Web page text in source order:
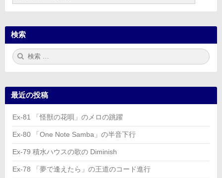
検索
検
索:
最近の投稿
Ex-81 「怪獣の花唄」のメロの跳躍
Ex-80 「One Note Samba」の半音下行
Ex-79 積水ハウスの歌の Diminish
Ex-78 「夢で逢えたら」の王道のコード進行